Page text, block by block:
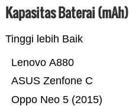
Kapasitas Baterai (mAh)
Tinggi lebih Baik
Oppo Neo 5 (2015)
ASUS Zenfone C
Lenovo A880